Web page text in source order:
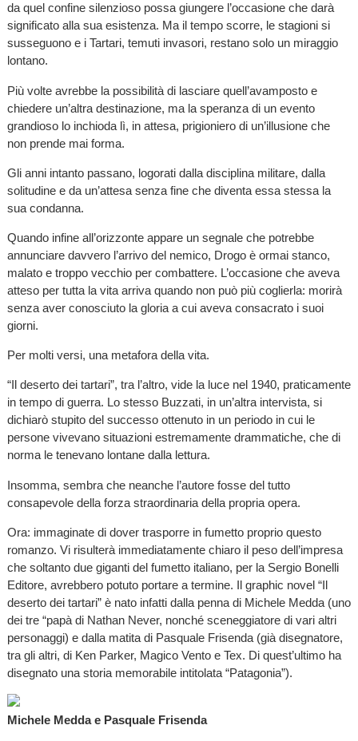
da quel confine silenzioso possa giungere l’occasione che darà
significato alla sua esistenza. Ma il tempo scorre, le stagioni si
susseguono e i Tartari, temuti invasori, restano solo un miraggio
lontano.
Più volte avrebbe la possibilità di lasciare quell’avamposto e
chiedere un’altra destinazione, ma la speranza di un evento
grandioso lo inchioda lì, in attesa, prigioniero di un’illusione che
non prende mai forma.
Gli anni intanto passano, logorati dalla disciplina militare, dalla
solitudine e da un’attesa senza fine che diventa essa stessa la
sua condanna.
Quando infine all’orizzonte appare un segnale che potrebbe
annunciare davvero l’arrivo del nemico, Drogo è ormai stanco,
malato e troppo vecchio per combattere. L’occasione che aveva
atteso per tutta la vita arriva quando non può più coglierla: morirà
senza aver conosciuto la gloria a cui aveva consacrato i suoi
giorni.
Per molti versi, una metafora della vita.
“Il deserto dei tartari”, tra l’altro, vide la luce nel 1940, praticamente
in tempo di guerra. Lo stesso Buzzati, in un’altra intervista, si
dichiarò stupito del successo ottenuto in un periodo in cui le
persone vivevano situazioni estremamente drammatiche, che di
norma le tenevano lontane dalla lettura.
Insomma, sembra che neanche l’autore fosse del tutto
consapevole della forza straordinaria della propria opera.
Ora: immaginate di dover trasporre in fumetto proprio questo
romanzo. Vi risulterà immediatamente chiaro il peso dell’impresa
che soltanto due giganti del fumetto italiano, per la Sergio Bonelli
Editore, avrebbero potuto portare a termine. Il graphic novel “Il
deserto dei tartari” è nato infatti dalla penna di Michele Medda (uno
dei tre “papà di Nathan Never, nonché sceneggiatore di vari altri
personaggi) e dalla matita di Pasquale Frisenda (già disegnatore,
tra gli altri, di Ken Parker, Magico Vento e Tex. Di quest’ultimo ha
disegnato una storia memorabile intitolata “Patagonia”).
Michele Medda e Pasquale Frisenda